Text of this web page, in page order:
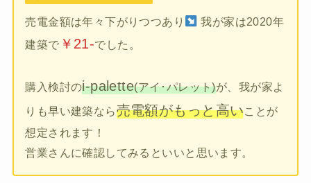
売電金額は年々下がりつつあり
我が家は2020年
建築で ￥21-でした。
購入検討のi-palette(アイ･パレット)が、我が家よ
りも早い建築なら売電額がもっと高いことが
想定されます！
営業さんに確認してみるといいと思います。